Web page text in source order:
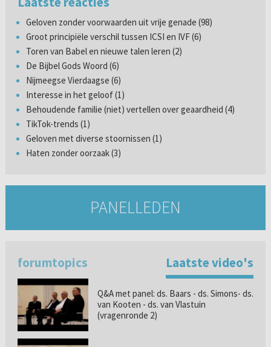
Geloven zonder voorwaarden uit vrije genade (98)
Groot principiële verschil tussen ICSI en IVF (6)
Toren van Babel en nieuwe talen leren (2)
De Bijbel Gods Woord (6)
Nijmeegse Vierdaagse (6)
Interesse in het geloof (1)
Behoudende familie (niet) vertellen over geaardheid (4)
TikTok-trends (1)
Geloven met diverse stoornissen (1)
Haten zonder oorzaak (3)
PANELLEDEN
forumtopics Laatste video's
Q&A met panel: ds. Baars - ds. Simons- ds.
van Kooten - ds. van Vlastuin
(vragenronde 2)